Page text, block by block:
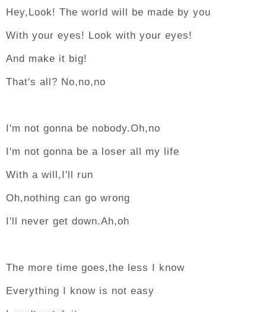
Hey,Look! The world will be made by you
With your eyes! Look with your eyes!
And make it big!
That's all? No,no,no
I'm not gonna be nobody.Oh,no
I'm not gonna be a loser all my life
With a will,I'll run
Oh,nothing can go wrong
I'll never get down.Ah,oh
The more time goes,the less I know
Everything I know is not easy